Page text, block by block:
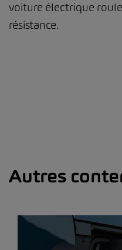
voiture électrique
résistance.
Autres